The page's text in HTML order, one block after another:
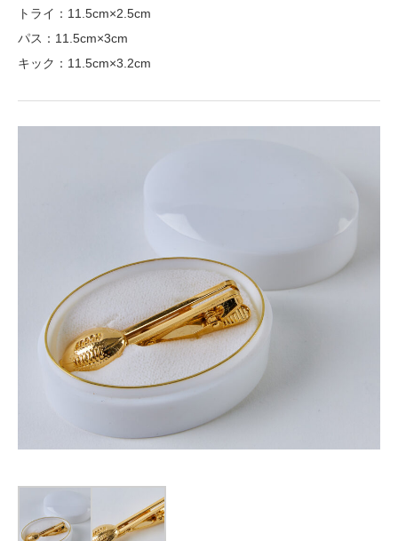
トライ：11.5cm×2.5cm
パス：11.5cm×3cm
キック：11.5cm×3.2cm